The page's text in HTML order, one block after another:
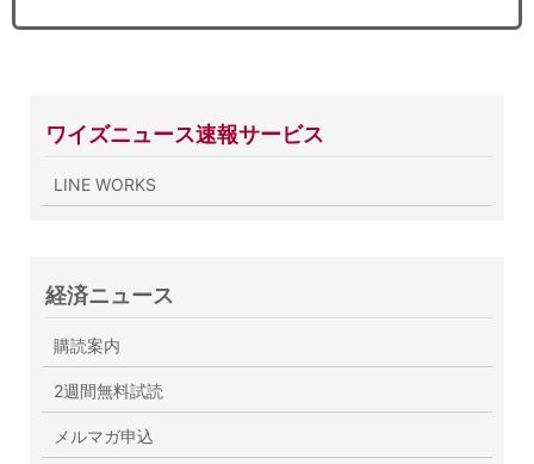
ワイズニュース速報サービス
LINE WORKS
経済ニュース
購読案内
2週間無料試読
メルマガ申込